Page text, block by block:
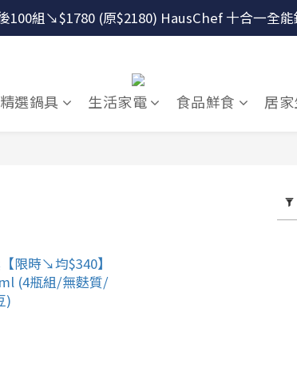
100組↘$1780 (原$2180) HausChef 十合一全能
100組↘$1780 (原$2180) HausChef 十合一全能
條．職人手工🔥日本Arnest 武 Rn 輕量雙口鐵炒
後100組↘$1780 (原$2180) HausChef 十合一全能鍋
精選鍋具 生活家電 食品鮮食 居